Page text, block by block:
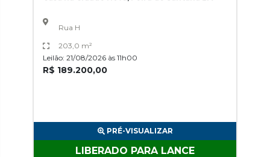
Rua H
203,0 m²
Leilão: 21/08/2026 às 11h00
R$ 189.200,00
PRÉ-VISUALIZAR
LIBERADO PARA LANCE